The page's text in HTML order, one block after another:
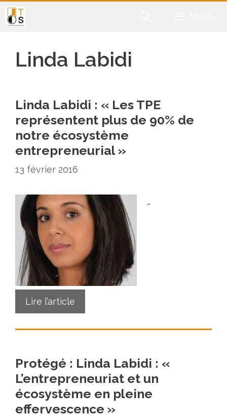
Aller
au
Linda Labidi
Linda Labidi : « Les TPE
représentent plus de 90% de
notre écosystème
entrepreneurial »
13 février 2016
…
Lire l’article
Protégé : Linda Labidi : «
L’entrepreneuriat et un
écosystème en pleine
effervescence »